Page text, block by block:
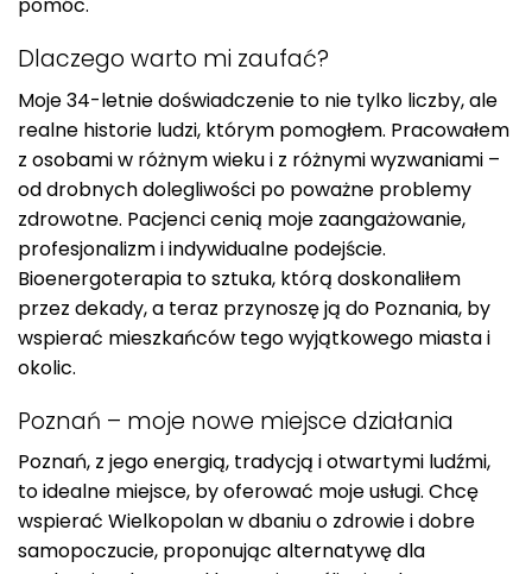
pomóc.
Dlaczego warto mi zaufać?
Moje 34-letnie doświadczenie to nie tylko liczby, ale
realne historie ludzi, którym pomogłem. Pracowałem
z osobami w różnym wieku i z różnymi wyzwaniami –
od drobnych dolegliwości po poważne problemy
zdrowotne. Pacjenci cenią moje zaangażowanie,
profesjonalizm i indywidualne podejście.
Bioenergoterapia to sztuka, którą doskonaliłem
przez dekady, a teraz przynoszę ją do Poznania, by
wspierać mieszkańców tego wyjątkowego miasta i
okolic.
Poznań – moje nowe miejsce działania
Poznań, z jego energią, tradycją i otwartymi ludźmi,
to idealne miejsce, by oferować moje usługi. Chcę
wspierać Wielkopolan w dbaniu o zdrowie i dobre
samopoczucie, proponując alternatywę dla